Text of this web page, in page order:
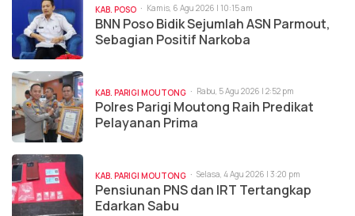
KAB. POSO Kamis, 6 Agu 2026 | 10:15 am
BNN Poso Bidik Sejumlah ASN Parmout,
Sebagian Positif Narkoba
KAB. PARIGI MOUTONG Rabu, 5 Agu 2026 | 2:52 pm
Polres Parigi Moutong Raih Predikat
Pelayanan Prima
KAB. PARIGI MOUTONG Selasa, 4 Agu 2026 | 3:20 pm
Pensiunan PNS dan IRT Tertangkap
Edarkan Sabu